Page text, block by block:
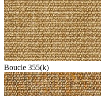
Boucle 355(k)